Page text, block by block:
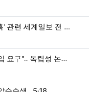
' 관련 세계일보 전 …
요구".. 독립성 논…